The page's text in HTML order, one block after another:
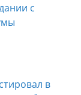
с
в